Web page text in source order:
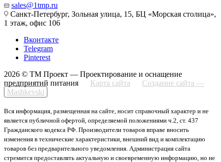
sales@1tmp.ru
Санкт-Петербург, Зольная улица, 15, БЦ «Морская столица»,
1 этаж, офис 106
Вконтакте
Telegram
Pinterest
2026 © ТМ Проект — Проектирование и оснащение
предприятий питания
Карта сайта
Создание сайта —
Mashkevski
Вся информация, размещенная на сайте, носит справочный характер и не
является публичной офертой, определяемой положениями ч.2, ст. 437
Гражданского кодекса РФ. Производители товаров вправе вносить
изменения в технические характеристики, внешний вид и комплектацию
товаров без предварительного уведомления. Администрация сайта
стремится предоставлять актуальную и своевременную информацию, но не